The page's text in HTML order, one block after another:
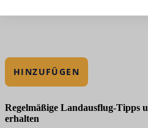
HINZUFÜGEN
Regelmäßige Landausflug-Tipps
erhalten